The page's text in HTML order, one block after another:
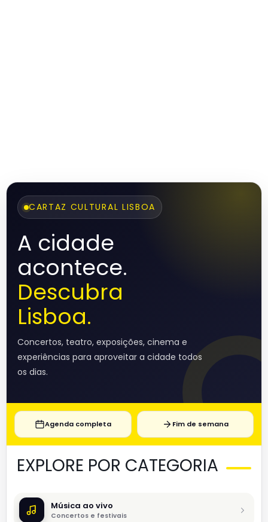
CARTAZ CULTURAL LISBOA
A cidade
acontece.
Descubra
Lisboa.
Concertos, teatro, exposições, cinema e
experiências para aproveitar a cidade todos
os dias.
Agenda completa Fim de semana
EXPLORE POR CATEGORIA
Música ao vivo
Concertos e festivais